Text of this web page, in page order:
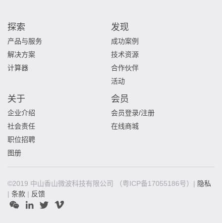
探索
产品与服务
解决方案
计算器
发现
成功案例
技术资源
合作伙伴
活动
关于
企业介绍
社会责任
职位招聘
图册
会员
会员登录/注册
在线商城
©2019 中山香山微波科技有限公司 （粤ICP备17055186号）| 隐私
| 条款 | 反馈